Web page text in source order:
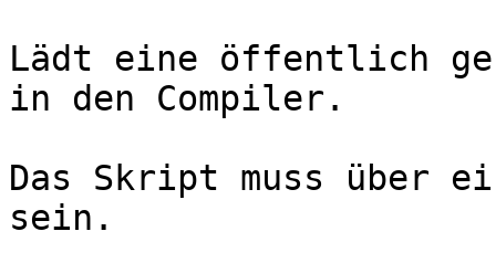
Lädt eine öffentlich
in den Compiler.
Das Skript muss über
sein.